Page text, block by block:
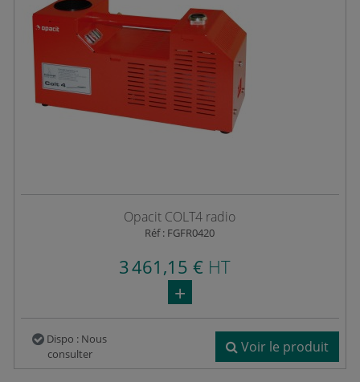
Opacit COLT4 radio
Réf : FGFR0420
3 461,15 € HT
Dispo : Nous
consulter
Voir le produit